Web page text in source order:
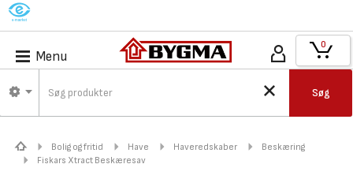
M
Menu
Søg
0
Bolig og fritid Have Haveredskaber
Beskæring
Fiskars Xtract Beskæresav